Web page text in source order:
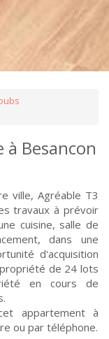
Besancon
ville, Agréable T3
travaux à prévoir
cuisine, salle de
dans une
d'acquisition
de 24 lots
en cours de
appartement à
ou par téléphone.